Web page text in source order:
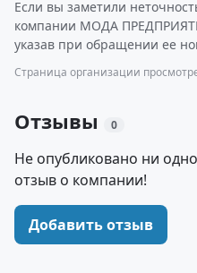
Если вы заметили
компании МОДА
указав при обращении ее
Страница организации
Отзывы 0
Не опубликовано ни
отзыв о компании!
Добавить отзыв